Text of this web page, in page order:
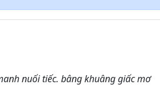
nuối tiếc. bâng khuâng giấc mơ